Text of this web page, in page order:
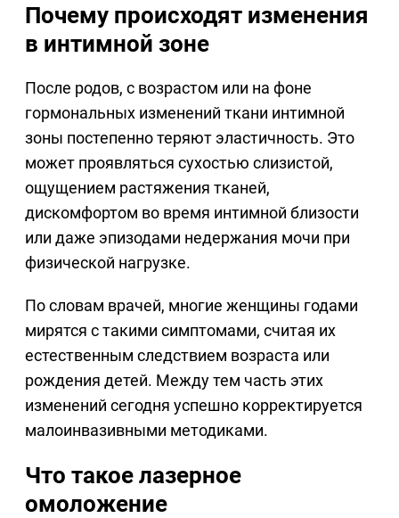
Почему происходят изменения
в интимной зоне
После родов, с возрастом или на фоне
гормональных изменений ткани интимной
зоны постепенно теряют эластичность. Это
может проявляться сухостью слизистой,
ощущением растяжения тканей,
дискомфортом во время интимной близости
или даже эпизодами недержания мочи при
физической нагрузке.
По словам врачей, многие женщины годами
мирятся с такими симптомами, считая их
естественным следствием возраста или
рождения детей. Между тем часть этих
изменений сегодня успешно корректируется
малоинвазивными методиками.
Что такое лазерное
омоложение